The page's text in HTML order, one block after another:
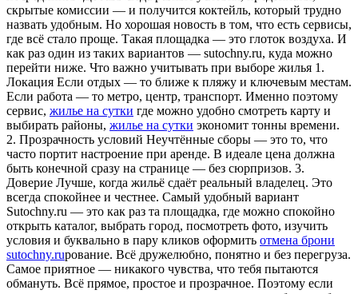
скрытые комиссии — и получится коктейль, который трудно
назвать удобным. Но хорошая новость в том, что есть сервисы,
где всё стало проще. Такая площадка — это глоток воздуха. И
как раз один из таких вариантов — sutochny.ru, куда можно
перейти ниже. Что важно учитывать при выборе жилья 1.
Локация Если отдых — то ближе к пляжу и ключевым местам.
Если работа — то метро, центр, транспорт. Именно поэтому
сервис, жилье на сутки где можно удобно смотреть карту и
выбирать районы, жилье на сутки экономит тонны времени.
2. Прозрачность условий Неучтённые сборы — это то, что
часто портит настроение при аренде. В идеале цена должна
быть конечной сразу на странице — без сюрпризов. 3.
Доверие Лучше, когда жильё сдаёт реальный владелец. Это
всегда спокойнее и честнее. Самый удобный вариант
Sutochny.ru — это как раз та площадка, где можно спокойно
открыть каталог, выбрать город, посмотреть фото, изучить
условия и буквально в пару кликов оформить отмена брони
sutochny.ruрование. Всё дружелюбно, понятно и без перегруза.
Самое приятное — никакого чувства, что тебя пытаются
обмануть. Всё прямое, простое и прозрачное. Поэтому если